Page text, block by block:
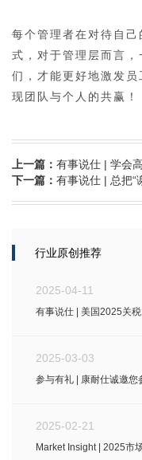
每个管理者在对待自
式，对于管理层而言
们，才能更好地激发
现团队与个人的共赢！
上一篇： 有事说仕 | 学会
下一篇： 有事说仕 | 总把“
行业原创推荐
2025-04-11
有事说仕 | 美国2025关
2025-03-03
参与有礼 | 康耐仕诚邀
2025-02-21
Market Insight | 2025市